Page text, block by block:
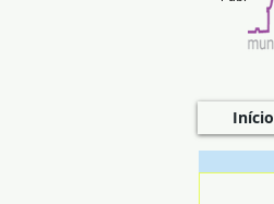
Início